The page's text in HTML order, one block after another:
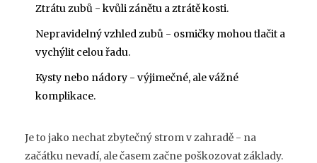
Ztrátu zubů - kvůli zánětu a ztrátě kosti.
Nepravidelný vzhled zubů - osmičky mohou tlačit a
vychýlit celou řadu.
Kysty nebo nádory - výjimečné, ale vážné
komplikace.
Je to jako nechat zbytečný strom v zahradě - na
začátku nevadí, ale časem začne poškozovat základy.